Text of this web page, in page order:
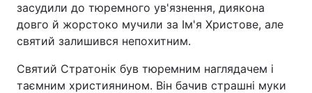
Головна Війна
Україна Політика
Економіка Світ
засудили до тюремного ув'язнення, диякона
довго й жорстоко мучили за Ім'я Христове, але
святий залишився непохитним.
Святий Стратонік був тюремним наглядачем і
таємним християнином. Він бачив страшні муки